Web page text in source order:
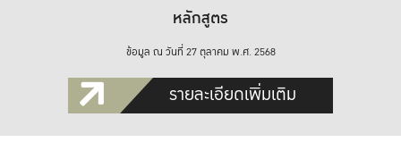
หลักสูตร
ข้อมูล ณ วันที่ 27 ตุลาคม พ.ศ. 2568
รายละเอียดเพิ่มเติม